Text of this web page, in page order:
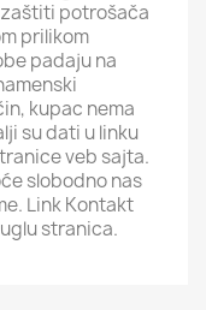
zaštiti potrošača
prilikom
padaju na
kupac nema
su dati u linku
veb sajta.
slobodno nas
Link Kontakt
stranica.